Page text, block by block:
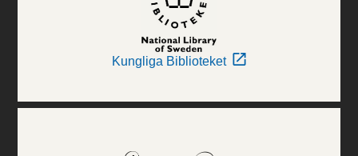
Kungliga Biblioteket